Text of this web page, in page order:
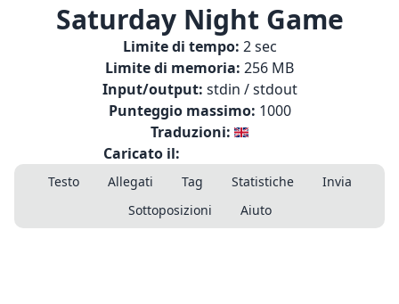
Saturday Night Game
Limite di tempo: 2 sec
Limite di memoria: 256 MB
Input/output: stdin / stdout
Punteggio massimo: 1000
Traduzioni:
Caricato il:
Testo Allegati Tag Statistiche
Invia
Sottoposizioni
Aiuto